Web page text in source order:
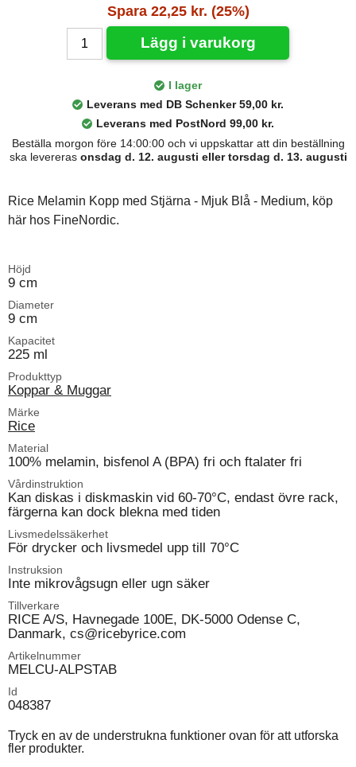
Spara 22,25 kr. (25%)
Lägg i varukorg
I lager
Leverans med DB Schenker 59,00 kr.
Leverans med PostNord 99,00 kr.
Beställa morgon före 14:00:00 och vi uppskattar att din beställning
ska levereras onsdag d. 12. augusti eller torsdag d. 13. augusti
Rice Melamin Kopp med Stjärna - Mjuk Blå - Medium, köp
här hos FineNordic.
Höjd
9 cm
Diameter
9 cm
Kapacitet
225 ml
Produkttyp
Koppar & Muggar
Märke
Rice
Material
100% melamin, bisfenol A (BPA) fri och ftalater fri
Vårdinstruktion
Kan diskas i diskmaskin vid 60-70°C, endast övre rack,
färgerna kan dock blekna med tiden
Livsmedelssäkerhet
För drycker och livsmedel upp till 70°C
Instruksion
Inte mikrovågsugn eller ugn säker
Tillverkare
RICE A/S, Havnegade 100E, DK-5000 Odense C,
Danmark, cs@ricebyrice.com
Artikelnummer
MELCU-ALPSTAB
Id
048387
Tryck en av de understrukna funktioner ovan för att utforska
fler produkter.